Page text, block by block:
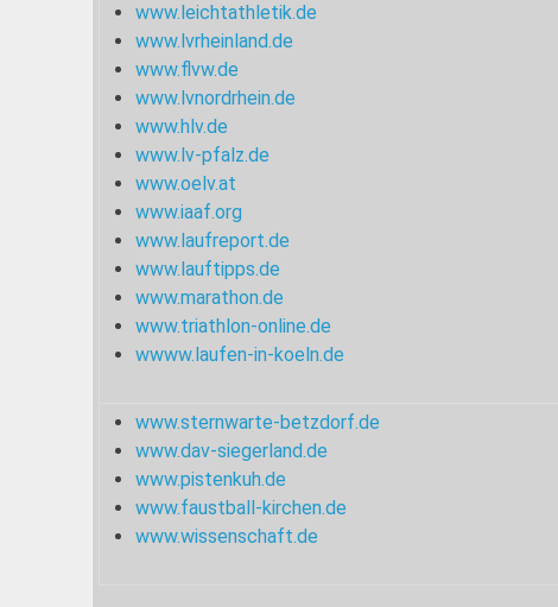
www.leichtathletik.de
www.lvrheinland.de
www.flvw.de
www.lvnordrhein.de
www.hlv.de
www.lv-pfalz.de
www.oelv.at
www.iaaf.org
www.laufreport.de
www.lauftipps.de
www.marathon.de
www.triathlon-online.de
wwww.laufen-in-koeln.de
www.sternwarte-betzdorf.de
www.dav-siegerland.de
www.pistenkuh.de
www.faustball-kirchen.de
www.wissenschaft.de